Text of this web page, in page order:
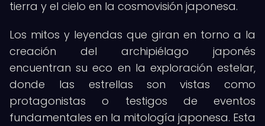
tierra y el cielo en la cosmovisión japonesa.
Los mitos y leyendas que giran en torno a la
creación del archipiélago japonés
encuentran su eco en la exploración estelar,
donde las estrellas son vistas como
protagonistas o testigos de eventos
fundamentales en la mitología japonesa. Esta